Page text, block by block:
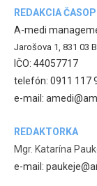
REDAKCIA
A-medi
Jarošova 1, 831 03
IČO: 44057717
telefón: 0911 117
e-mail:
REDAKTORKA
Mgr. Katarína
e-mail: